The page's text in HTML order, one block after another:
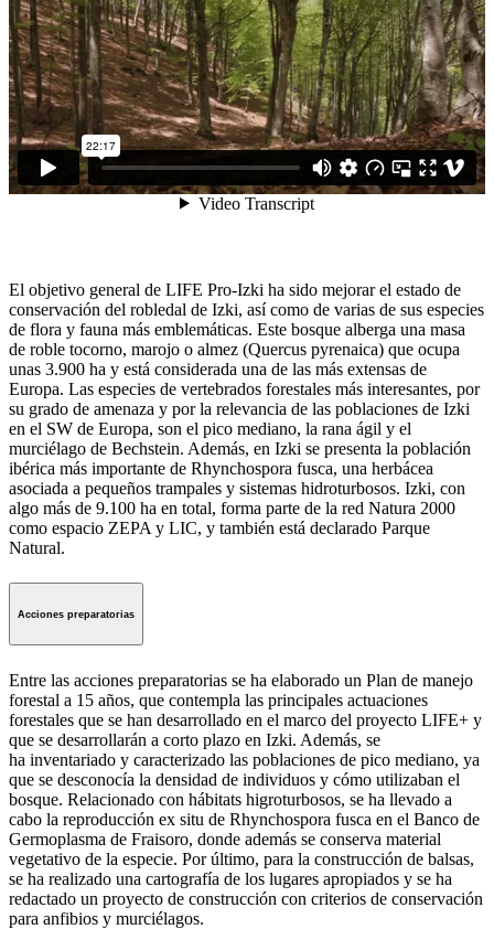
El objetivo general de LIFE Pro-Izki ha sido mejorar el estado de
conservación del robledal de Izki, así como de varias de sus especies
de flora y fauna más emblemáticas. Este bosque alberga una masa
de roble tocorno, marojo o almez (Quercus pyrenaica) que ocupa
unas 3.900 ha y está considerada una de las más extensas de
Europa. Las especies de vertebrados forestales más interesantes, por
su grado de amenaza y por la relevancia de las poblaciones de Izki
en el SW de Europa, son el pico mediano, la rana ágil y el
murciélago de Bechstein. Además, en Izki se presenta la población
ibérica más importante de Rhynchospora fusca, una herbácea
asociada a pequeños trampales y sistemas hidroturbosos. Izki, con
algo más de 9.100 ha en total, forma parte de la red Natura 2000
como espacio ZEPA y LIC, y también está declarado Parque
Natural.
Acciones preparatorias
Entre las acciones preparatorias se ha elaborado un Plan de manejo
forestal a 15 años, que contempla las principales actuaciones
forestales que se han desarrollado en el marco del proyecto LIFE+ y
que se desarrollarán a corto plazo en Izki. Además, se
ha inventariado y caracterizado las poblaciones de pico mediano, ya
que se desconocía la densidad de individuos y cómo utilizaban el
bosque. Relacionado con hábitats higroturbosos, se ha llevado a
cabo la reproducción ex situ de Rhynchospora fusca en el Banco de
Germoplasma de Fraisoro, donde además se conserva material
vegetativo de la especie. Por último, para la construcción de balsas,
se ha realizado una cartografía de los lugares apropiados y se ha
redactado un proyecto de construcción con criterios de conservación
para anfibios y murciélagos.